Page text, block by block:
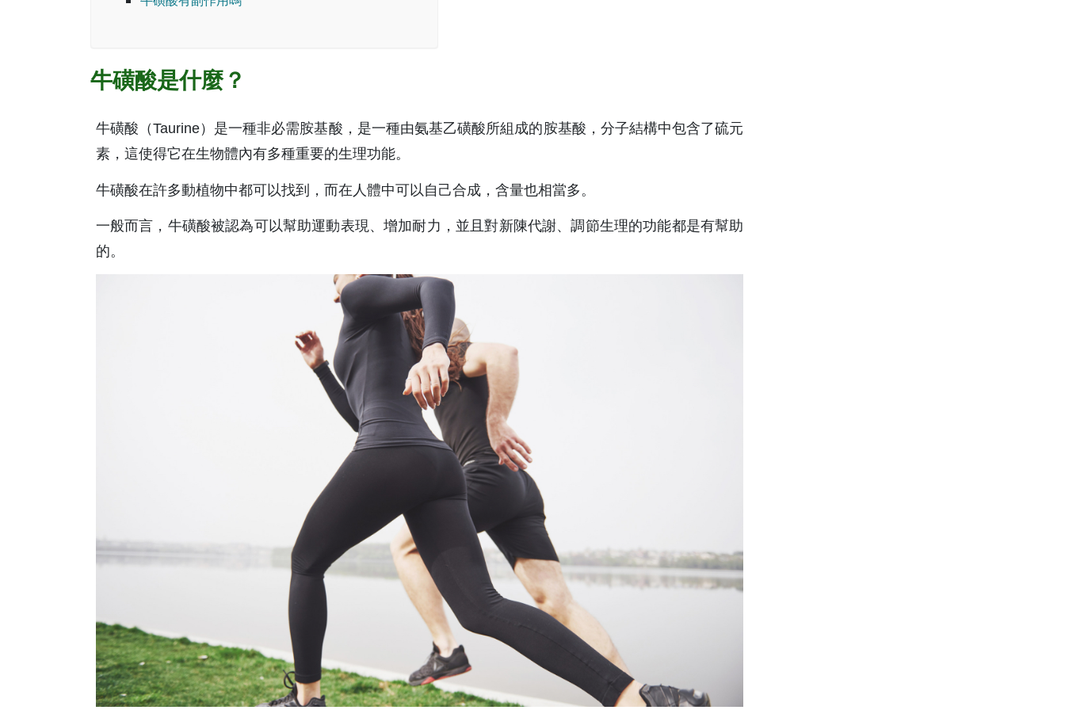
牛磺酸是什麼？
牛磺酸（Taurine）是一種非必需胺基酸，是一種由氨基乙磺酸所組成的胺基酸，分子結構中包含了硫元
素，這使得它在生物體內有多種重要的生理功能。
牛磺酸在許多動植物中都可以找到，而在人體中可以自己合成，含量也相當多。
一般而言，牛磺酸被認為可以幫助運動表現、增加耐力，並且對新陳代謝、調節生理的功能都是有幫助
的。